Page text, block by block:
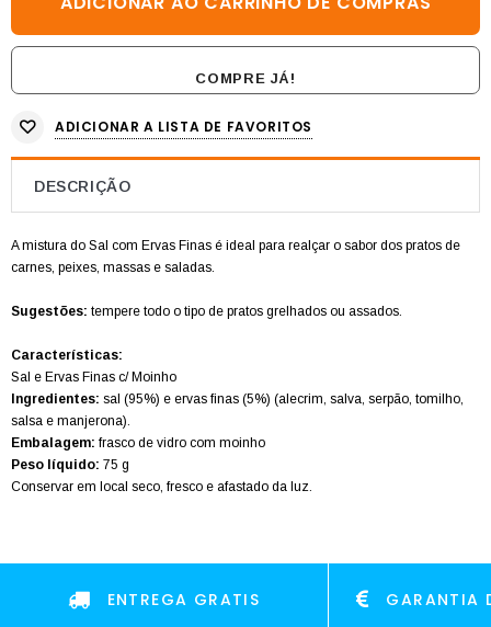
COMPRE JÁ!
ADICIONAR A LISTA DE FAVORITOS
DESCRIÇÃO
A mistura do Sal com Ervas Finas é ideal para realçar o sabor dos pratos de
carnes, peixes, massas e saladas.
Sugestões: tempere todo o tipo de pratos grelhados ou assados.
Características:
Sal e Ervas Finas c/ Moinho
Ingredientes: sal (95%) e ervas finas (5%) (alecrim, salva, serpão, tomilho,
salsa e manjerona).
Embalagem: frasco de vidro com moinho
Peso líquido: 75 g
Conservar em local seco, fresco e afastado da luz.
ENTREGA GRATIS GARANTIA